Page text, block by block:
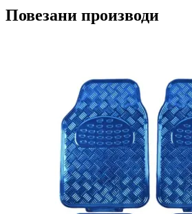
Повезани производи